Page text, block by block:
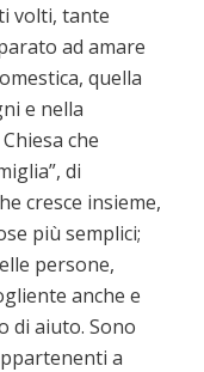
volti, tante
ad amare
quella
e nella
che
di
cresce insieme,
più semplici;
persone,
anche e
di aiuto. Sono
a